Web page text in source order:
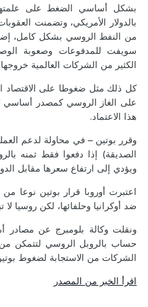
بشكل أساسي الضغط على علمتها
بالدولار الأمريكي، وتضمنت
من النفط الروسي بشكل كامل،
سويفت للمدفوعات وصعوبة
الكثير من الشركات العالمية
كل ذلك مثل ضغوطا على الاقتصاد
على الغاز الروسي كمصدر أساسي
هذا الاعتماد.
وقرر بوتين – في محاولة لدعم
الصديقة) إذا دفعوا فقط ثمنه
ويؤدي إلى ارتفاع سعرها مقابل
اعتبرت أوروبا قرار بوتين نوعا
ضد أوكرانيا وحلفائها، لكن روسيا
ونقلت وكالة بلومبرج عن مصادر
حساب بالروبل الروسي لتتمكن من
الشركات من الاستجابة لضغوط
اقرأ الخبر من المصدر